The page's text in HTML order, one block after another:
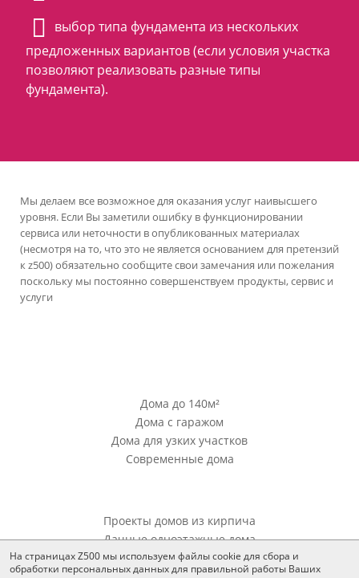
выбор типа фундамента из нескольких
предложенных вариантов (если условия участка
позволяют реализовать разные типы
фундамента).
Мы делаем все возможное для оказания услуг наивысшего
уровня. Если Вы заметили ошибку в функционировании
сервиса или неточности в опубликованных материалах
(несмотря на то, что это не является основанием для претензий
к z500) обязательно сообщите свои замечания или пожелания
поскольку мы постоянно совершенствуем продукты, сервис и
услуги
Дома до 140м²
Дома с гаражом
Дома для узких участков
Современные дома
Проекты домов из кирпича
Дачные одноэтажные дома
На страницах Z500 мы используем файлы cookie для сбора и
обработки персональных данных для правильной работы Ваших